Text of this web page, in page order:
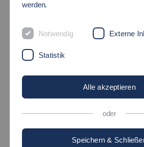
»MARIO WAIBEL«
Fakultäten
werden.
Notwendig Externe
Statistik
Alle akzeptieren
oder
Speichern &